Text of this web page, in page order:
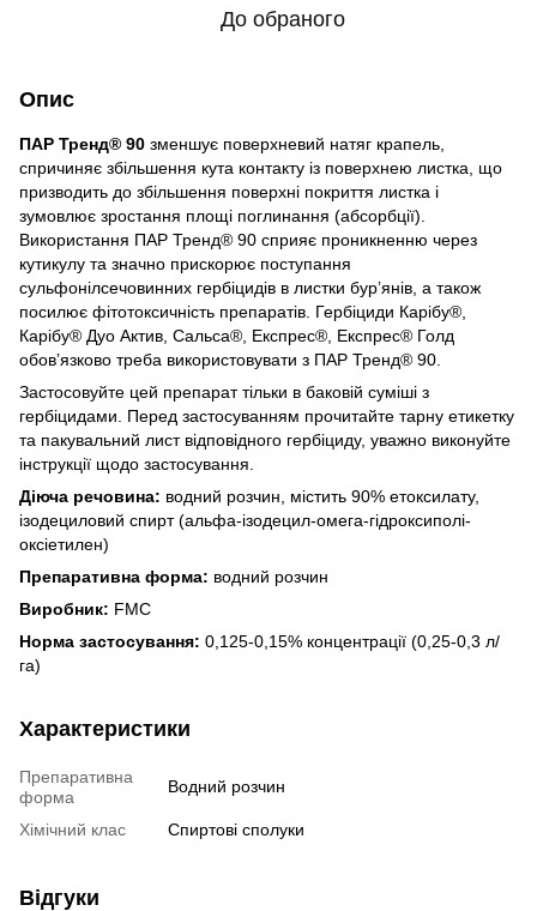
До обраного
Опис
ПАР Тренд® 90 зменшує поверхневий натяг крапель,
спричиняє збільшення кута контакту із поверхнею листка, що
призводить до збільшення поверхні покриття листка і
зумовлює зростання площі поглинання (абсорбції).
Використання ПАР Тренд® 90 сприяє проникненню через
кутикулу та значно прискорює поступання
сульфонілсечовинних гербіцидів в листки бур’янів, а також
посилює фітотоксичність препаратів. Гербіциди Карібу®,
Карібу® Дуо Актив, Сальса®, Експрес®, Експрес® Голд
обов’язково треба використовувати з ПАР Тренд® 90.
Застосовуйте цей препарат тільки в баковій суміші з
гербіцидами. Перед застосуванням прочитайте тарну етикетку
та пакувальний лист відповідного гербіциду, уважно виконуйте
інструкції щодо застосування.
Діюча речовина: водний розчин, містить 90% етоксилату,
ізодециловий спирт (альфа-ізодецил-омега-гідроксиполі-
оксіетилен)
Препаративна форма: водний розчин
Виробник: FMC
Норма застосування: 0,125-0,15% концентрації (0,25-0,3 л/
га)
Характеристики
Препаративна
форма
Водний розчин
Хімічний клас Спиртові сполуки
Відгуки